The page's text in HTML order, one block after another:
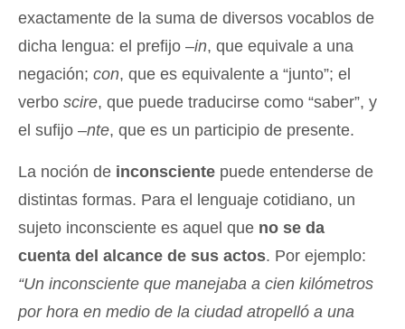
exactamente de la suma de diversos vocablos de
dicha lengua: el prefijo –in, que equivale a una
negación; con, que es equivalente a “junto”; el
verbo scire, que puede traducirse como “saber”, y
el sufijo –nte, que es un participio de presente.
La noción de inconsciente puede entenderse de
distintas formas. Para el lenguaje cotidiano, un
sujeto inconsciente es aquel que no se da
cuenta del alcance de sus actos. Por ejemplo:
“Un inconsciente que manejaba a cien kilómetros
por hora en medio de la ciudad atropelló a una